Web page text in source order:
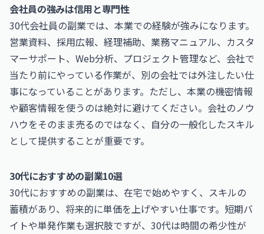
会社員の強みは信用と専門性
30代会社員の副業では、本業での経験が強みになります。
営業資料、採用広報、経理補助、業務マニュアル、カスタ
マーサポート、Web分析、プロジェクト管理など、会社で
当たり前にやっている作業が、別の会社では外注したい仕
事になっていることがあります。ただし、本業の機密情報
や顧客情報を使うのは絶対に避けてください。会社のノウ
ハウをそのまま売るのではなく、自分の一般化したスキル
として提供することが重要です。
30代におすすめの副業10選
30代におすすめの副業は、在宅で始めやすく、スキルの
蓄積があり、将来的に単価を上げやすい仕事です。短期バ
イトや単発作業も選択肢ですが、30代は時間の希少性が